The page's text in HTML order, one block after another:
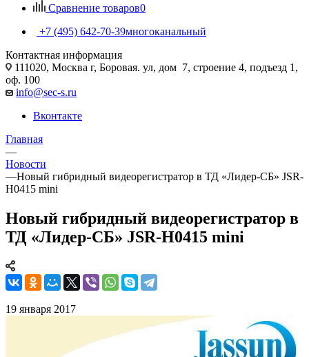
Сравнение товаров0
+7 (495) 642-70-39многоканальный
Контактная информация
111020, Москва г, Боровая. ул, дом 7, строение 4, подъезд 1,
оф. 100
info@sec-s.ru
Вконтакте
Главная
—
Новости
—Новый гибридный видеорегистратор в ТД «Лидер-СБ» JSR-
H0415 mini
Новый гибридный видеорегистратор в
ТД «Лидер-СБ» JSR-H0415 mini
19 января 2017